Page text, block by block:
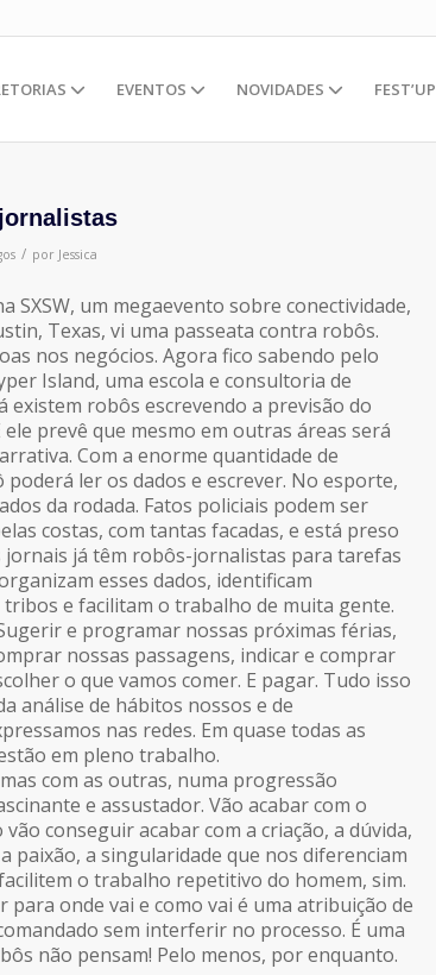
EVENTOS NOVIDADES FEST’UP
/ por Jessica
SXSW, um megaevento sobre conectividade,
Texas, vi uma passeata contra robôs.
nos negócios. Agora fico sabendo pelo
Island, uma escola e consultoria de
existem robôs escrevendo a previsão do
prevê que mesmo em outras áreas será
Com a enorme quantidade de
ler os dados e escrever. No esporte,
da rodada. Fatos policiais podem ser
costas, com tantas facadas, e está preso
jornais já têm robôs-jornalistas para tarefas
esses dados, identificam
e facilitam o trabalho de muita gente.
e programar nossas próximas férias,
nossas passagens, indicar e comprar
o que vamos comer. E pagar. Tudo isso
análise de hábitos nossos e de
nas redes. Em quase todas as
em pleno trabalho.
com as outras, numa progressão
e assustador. Vão acabar com o
conseguir acabar com a criação, a dúvida,
paixão, a singularidade que nos diferenciam
o trabalho repetitivo do homem, sim.
para onde vai e como vai é uma atribuição de
sem interferir no processo. É uma
não pensam! Pelo menos, por enquanto.